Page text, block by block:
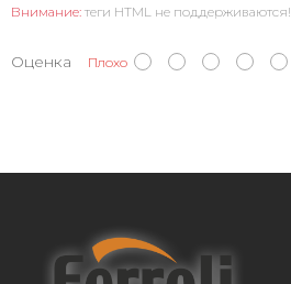
Внимание: теги HTML не поддерживаются!
Оценка Плохо